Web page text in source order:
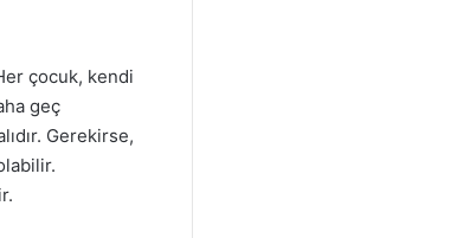
çocuk, kendi
geç
Gerekirse,